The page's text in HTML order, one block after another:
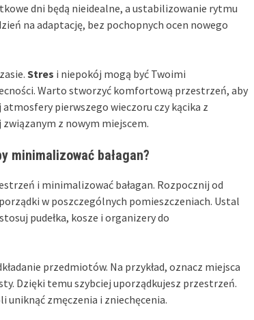
dni będą nieidealne, a ustabilizowanie rytmu
na adaptację, bez pochopnych ocen nowego
Stres i niepokój mogą być Twoimi
Warto stworzyć komfortową przestrzeń, aby
pierwszego wieczoru czy kącika z
z nowym miejscem.
minimalizować bałagan?
i minimalizować bałagan. Rozpocznij od
w poszczególnych pomieszczeniach. Ustal
pudełka, kosze i organizery do
przedmiotów. Na przykład, oznacz miejsca
Dzięki temu szybciej uporządkujesz przestrzeń.
uniknąć zmęczenia i zniechęcenia.